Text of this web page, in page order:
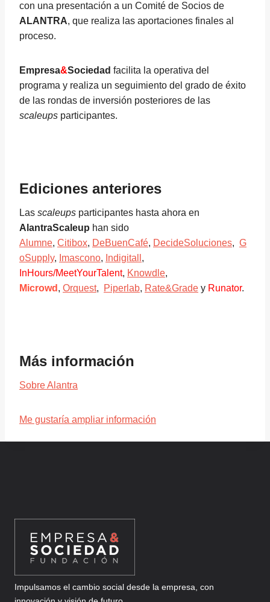
con una presentación a un Comité de Socios de
ALANTRA, que realiza las aportaciones finales al
proceso.
Empresa&Sociedad facilita la operativa del
programa y realiza un seguimiento del grado de éxito
de las rondas de inversión posteriores de las
scaleups participantes.
Ediciones anteriores
Las scaleups participantes hasta ahora en
AlantraScaleup han sido
Alumne, Citibox, DeBuenCafé, DecideSoluciones, G
oSupply, Imascono, Indigitall ,
InHours/MeetYourTalent, Knowdle,
Microwd , Orquest, Piperlab, Rate&Grade y Runator.
Más información
Sobre Alantra
Me gustaría ampliar información
Impulsamos el cambio social desde la empresa, con